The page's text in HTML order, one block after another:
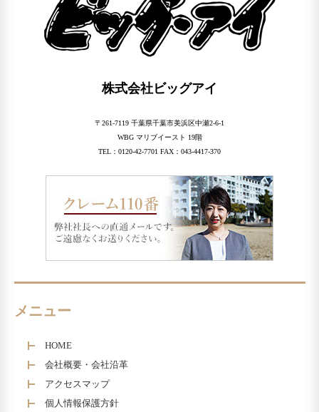
株式会社ビッグアイ
〒261-7119 千葉県千葉市美浜区中瀬2-6-1
WBG マリブイースト 19階
TEL：0120-42-7701 FAX：043-4417-370
メニュー
HOME
会社概要・会社沿革
アクセスマップ
個人情報保護方針